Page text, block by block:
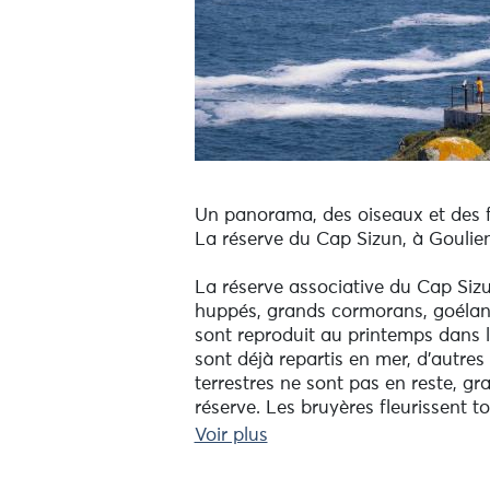
Un panorama, des oiseaux et des
La réserve du Cap Sizun, à
La réserve associative du Cap
huppés, grands cormorans,
sont reproduit au printemps dans
sont déjà repartis en mer,
terrestres ne sont pas en reste,
réserve. Les bruyères fleurissent
Voir plus